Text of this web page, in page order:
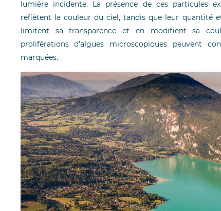
lumière incidente. La présence de ces particules
reflètent la couleur du ciel, tandis que leur quantité
limitent sa transparence et en modifient sa
proliférations d’algues microscopiques peuvent
marquées.